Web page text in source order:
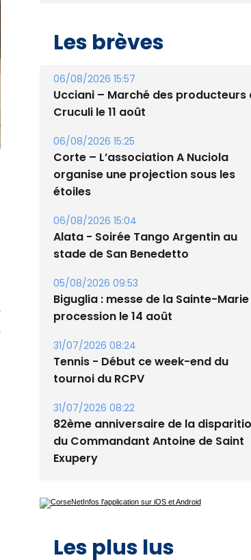
Les brèves
06/08/2026 15:57
Cruculi le 11 août
06/08/2026 15:25
Corte – L’association A Nuciola
étoiles
06/08/2026 15:04
stade de San Benedetto
05/08/2026 09:53
procession le 14 août
31/07/2026 08:24
tournoi du RCPV
31/07/2026 08:22
82ème anniversaire de la disparition